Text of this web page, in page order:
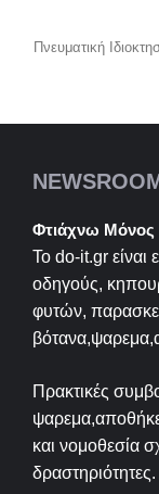
Πνευματική
Φτιάχνω
Το do-it.gr είναι
οδηγούς,
φυτών,
Πρακτικές
και νομοθεσία
δραστηριότητες.